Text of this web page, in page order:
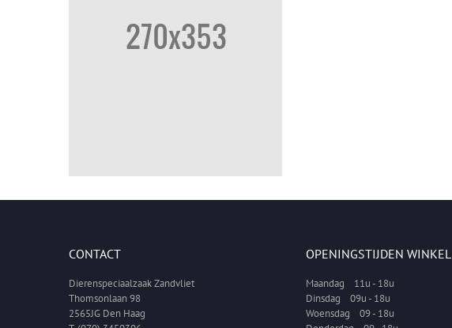
CONTACT
Dierenspeciaalzaak Zandvliet
Thomsonlaan 98
2565JG Den Haag
OPENINGSTIJDEN WINKEL
Maandag 11u - 18u
Dinsdag 09u - 18u
Woensdag 09 - 18u